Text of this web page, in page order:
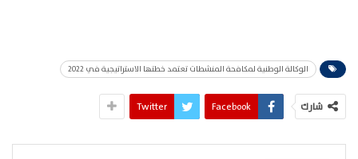
الوكالة الوطنية لمكافحة المنشطات تعتمد خطتها الاستراتيجية في 2022
شارك Facebook
Twitter